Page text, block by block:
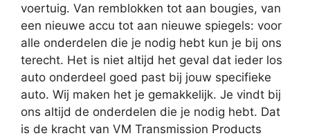
voertuig. Van remblokken tot aan bougies, van
een nieuwe accu tot aan nieuwe spiegels: voor
alle onderdelen die je nodig hebt kun je bij ons
terecht. Het is niet altijd het geval dat ieder los
auto onderdeel goed past bij jouw specifieke
auto. Wij maken het je gemakkelijk. Je vindt bij
ons altijd de onderdelen die je nodig hebt. Dat
is de kracht van VM Transmission Products